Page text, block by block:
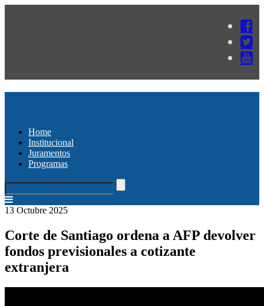
Home
Institucional
Juramentos
Programas
13 Octubre 2025
Corte de Santiago ordena a AFP devolver
fondos previsionales a cotizante
extranjera